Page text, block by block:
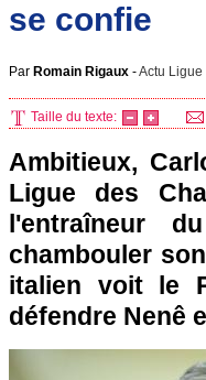
se confie
Par Romain Rigaux -Actu Ligue
Taille du texte:
Ambitieux,
Ligue des
l'entraîneur
chambouler
italien voit le
défendre Nenê